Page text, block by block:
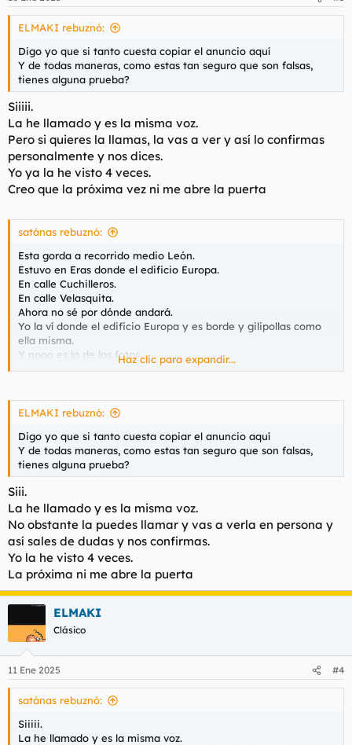
ELMAKI rebuznó:
Digo yo que si tanto cuesta copiar el anuncio aquí
Y de todas maneras, como estas tan seguro que son falsas,
tienes alguna prueba?
Siiiii.
La he llamado y es la misma voz.
Pero si quieres la llamas, la vas a ver y así lo confirmas
personalmente y nos dices.
Yo ya la he visto 4 veces.
Creo que la próxima vez ni me abre la puerta
satánas rebuznó:
Esta gorda a recorrido medio León.
Estuvo en Eras donde el edificio Europa.
En calle Cuchilleros.
En calle Velasquita.
Ahora no sé por dónde andará.
Yo la ví donde el edificio Europa y es borde y gilipollas como
ella misma.
Y nooo es la de las fotos.
Yo también hice 180° y me fui.
Haz clic para expandir...
ELMAKI rebuznó:
Digo yo que si tanto cuesta copiar el anuncio aquí
Y de todas maneras, como estas tan seguro que son falsas,
tienes alguna prueba?
Siii.
La he llamado y es la misma voz.
No obstante la puedes llamar y vas a verla en persona y
así sales de dudas y nos confirmas.
Yo la he visto 4 veces.
La próxima ni me abre la puerta
ELMAKI
Clásico
11 Ene 2025 #4
satánas rebuznó:
Siiiii.
La he llamado y es la misma voz.